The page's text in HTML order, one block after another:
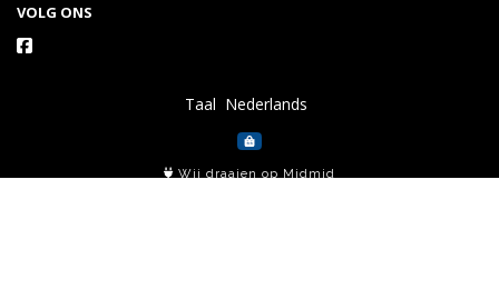
VOLG ONS
Taal
Wij draaien op Midmid